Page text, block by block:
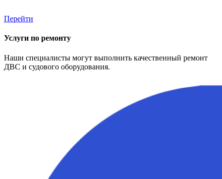
Перейти
Услуги по ремонту
Наши специалисты могут выполнить качественный ремонт
ДВС и судового оборудования.